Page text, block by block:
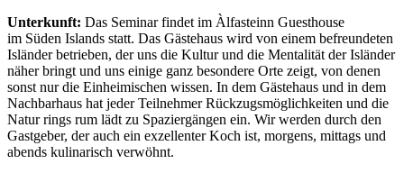
Unterkunft: Das Seminar findet im Àlfasteinn Guesthouse
im Süden Islands statt. Das Gästehaus wird von einem befreundeten
Isländer betrieben, der uns die Kultur und die Mentalität der Isländer
näher bringt und uns einige ganz besondere Orte zeigt, von denen
sonst nur die Einheimischen wissen. In dem Gästehaus und in dem
Nachbarhaus hat jeder Teilnehmer Rückzugsmöglichkeiten und die
Natur rings rum lädt zu Spaziergängen ein. Wir werden durch den
Gastgeber, der auch ein exzellenter Koch ist, morgens, mittags und
abends kulinarisch verwöhnt.